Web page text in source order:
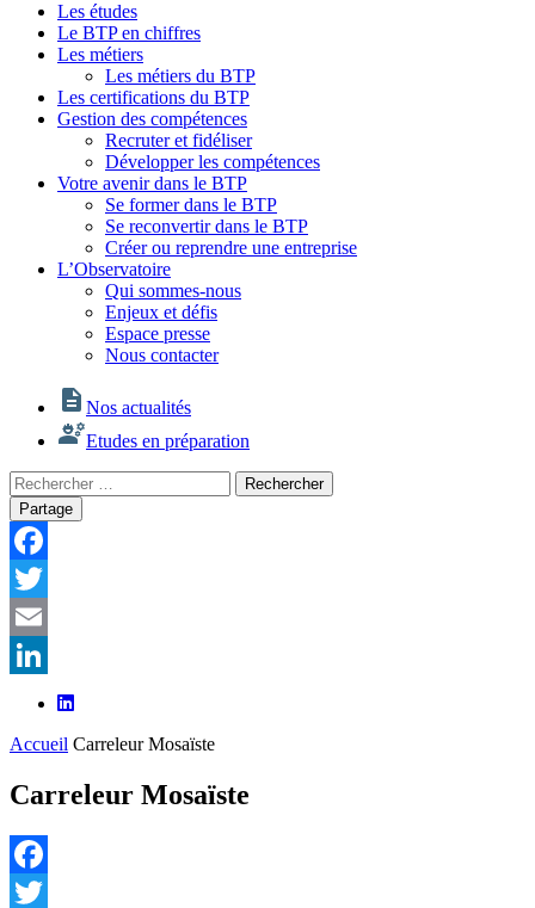
Les études
Le BTP en chiffres
Les métiers
Les métiers du BTP
Les certifications du BTP
Gestion des compétences
Recruter et fidéliser
Développer les compétences
Votre avenir dans le BTP
Se former dans le BTP
Se reconvertir dans le BTP
Créer ou reprendre une entreprise
L’Observatoire
Qui sommes-nous
Enjeux et défis
Espace presse
Nous contacter
Nos actualités
Etudes en préparation
Rechercher
:
Rechercher
Partage
Facebook
Twitter
Email
LinkedIn
Accueil Carreleur Mosaïste
Carreleur Mosaïste
Facebook